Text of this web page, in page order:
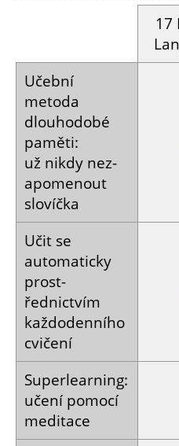
17
Učební
metoda
dlouhodobé
paměti:
už nikdy nez­
apomenout
slovíčka
Učit se
automaticky
prost­
řednictvím
každodenního
cvičení
Super­learning:
učení pomocí
meditace